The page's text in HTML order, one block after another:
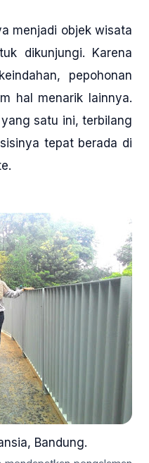
menjadi objek wisata
dikunjungi. Karena
pepohonan
hal menarik lainnya.
satu ini, terbilang
tepat berada di
Bandung.